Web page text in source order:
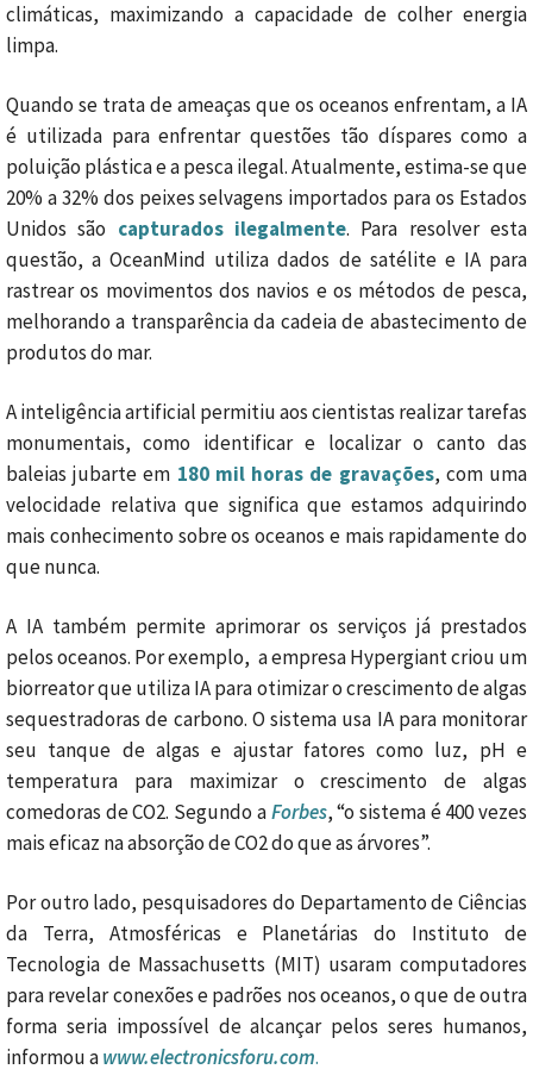
climáticas, maximizando a capacidade de colher energia
limpa.
Quando se trata de ameaças que os oceanos enfrentam, a IA
é utilizada para enfrentar questões tão díspares como a
poluição plástica e a pesca ilegal. Atualmente, estima-se que
20% a 32% dos peixes selvagens importados para os Estados
Unidos são capturados ilegalmente. Para resolver esta
questão, a OceanMind utiliza dados de satélite e IA para
rastrear os movimentos dos navios e os métodos de pesca,
melhorando a transparência da cadeia de abastecimento de
produtos do mar.
A inteligência artificial permitiu aos cientistas realizar tarefas
monumentais, como identificar e localizar o canto das
baleias jubarte em 180 mil horas de gravações, com uma
velocidade relativa que significa que estamos adquirindo
mais conhecimento sobre os oceanos e mais rapidamente do
que nunca.
A IA também permite aprimorar os serviços já prestados
pelos oceanos. Por exemplo, a empresa Hypergiant criou um
biorreator que utiliza IA para otimizar o crescimento de algas
sequestradoras de carbono. O sistema usa IA para monitorar
seu tanque de algas e ajustar fatores como luz, pH e
temperatura para maximizar o crescimento de algas
comedoras de CO2. Segundo aForbes, “o sistema é 400 vezes
mais eficaz na absorção de CO2 do que as árvores”.
Por outro lado, pesquisadores do Departamento de Ciências
da Terra, Atmosféricas e Planetárias do Instituto de
Tecnologia de Massachusetts (MIT) usaram computadores
para revelar conexões e padrões nos oceanos, o que de outra
forma seria impossível de alcançar pelos seres humanos,
informou awww.electronicsforu.com.